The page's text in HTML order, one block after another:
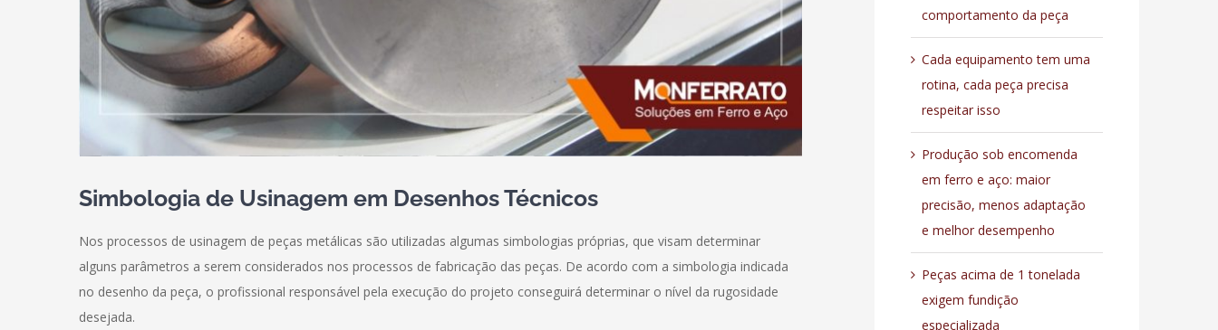
Simbologia de Usinagem em Desenhos Técnicos
Nos processos de usinagem de peças metálicas são utilizadas algumas simbologias próprias, que visam determinar
alguns parâmetros a serem considerados nos processos de fabricação das peças. De acordo com a simbologia indicada
no desenho da peça, o profissional responsável pela execução do projeto conseguirá determinar o nível da rugosidade
desejada.
comportamento da peça
Cada equipamento tem uma
rotina, cada peça precisa
respeitar isso
Produção sob encomenda
em ferro e aço: maior
precisão, menos adaptação
e melhor desempenho
Peças acima de 1 tonelada
exigem fundição
especializada